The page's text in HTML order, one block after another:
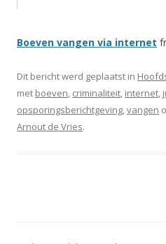
Boeven vangen via internet
Dit bericht werd geplaatst in
met boeven, criminaliteit, internet,
opsporingsberichtgeving,vangen
Arnout de Vries.